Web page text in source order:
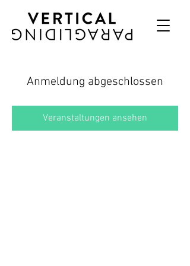
Anmeldung abgeschlossen
Veranstaltungen ansehen